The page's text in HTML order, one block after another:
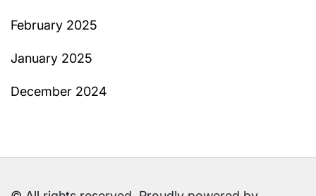
February 2025
January 2025
December 2024